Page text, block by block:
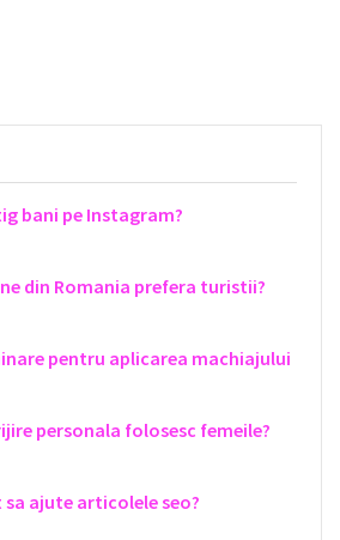
bani pe Instagram?
din Romania prefera turistii?
pentru aplicarea machiajului
personala folosesc femeile?
sa ajute articolele seo?